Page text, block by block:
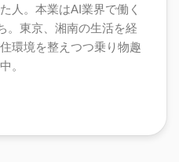
人。本業はAI業界で働く
。東京、湘南の生活を経
環境を整えつつ乗り物趣
。